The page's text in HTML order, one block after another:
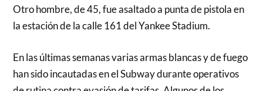
Otro hombre, de 45, fue asaltado a punta de pistola en
la estación de la calle 161 del Yankee Stadium.
En las últimas semanas varias armas blancas y de fuego
han sido incautadas en el Subway durante operativos